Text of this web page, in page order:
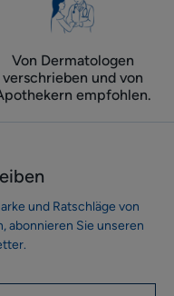
Von Dermatologen
verschrieben und von
empfohlen.
und Ratschläge von
abonnieren Sie unseren